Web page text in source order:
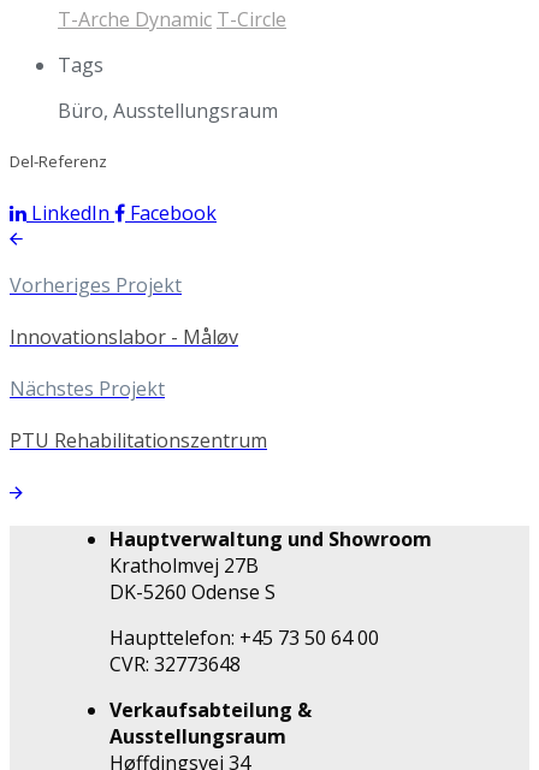
T-Arche Dynamic T-Circle
Tags
Büro, Ausstellungsraum
Del-Referenz
LinkedIn Facebook
Vorheriges Projekt
Innovationslabor - Måløv
Nächstes Projekt
PTU Rehabilitationszentrum
Hauptverwaltung und Showroom
Kratholmvej 27B
DK-5260 Odense S
Haupttelefon: +45 73 50 64 00
CVR: 32773648
Verkaufsabteilung &
Ausstellungsraum
Høffdingsvej 34